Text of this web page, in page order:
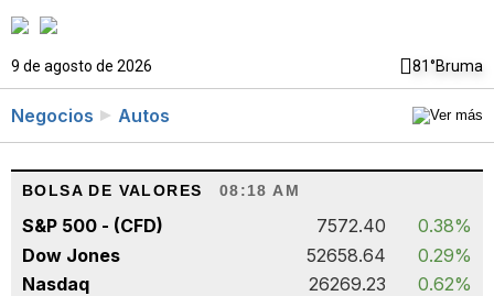
9 de agosto de 2026 81°Bruma
Negocios Autos
BOLSA DE VALORES 08:18 AM
S&P 500 - (CFD) 7572.40
0.38%
Dow Jones
52658.64
0.29%
Nasdaq
26269.23 0.62%